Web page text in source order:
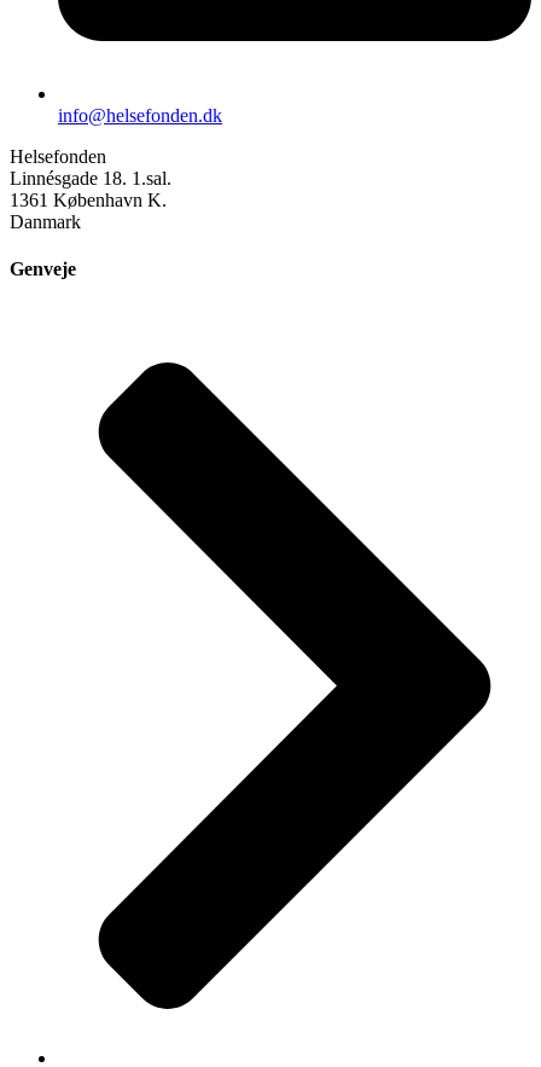
info@helsefonden.dk
Helsefonden
Linnésgade 18. 1.sal.
1361 København K.
Danmark
Genveje